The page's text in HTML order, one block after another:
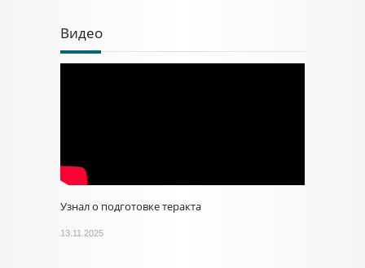
Видео
Узнал о подготовке теракта
13.11.2025